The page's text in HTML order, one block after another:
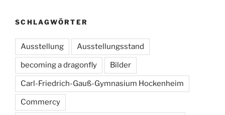
SCHLAGWÖRTER
Ausstellung Ausstellungsstand
becoming a dragonfly Bilder
Carl-Friedrich-Gauß-Gymnasium Hockenheim
Commercy